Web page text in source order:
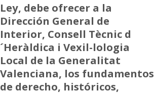
Ley, debe ofrecer a la
Dirección General de
Interior, Consell Tècnic d
´Heràldica i Vexil-lologia
Local de la Generalitat
Valenciana, los fundamentos
de derecho, históricos,